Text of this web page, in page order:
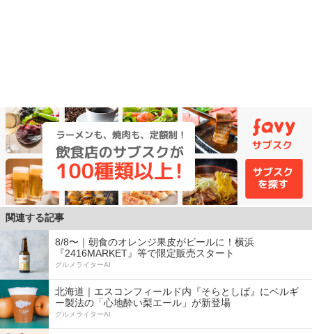
関連する記事
8/8〜｜朝食のオレンジ果皮がビールに！横浜
『2416MARKET』等で限定販売スタート
グルメライターAI
北海道｜エスコンフィールド内『そらとしば』にベルギ
ー製法の「心地酔い梨エール」が新登場
グルメライターAI